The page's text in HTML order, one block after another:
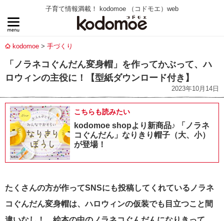
子育て情報満載！ kodomoe （コドモエ）web
kodomoe 手づくり
「ノラネコぐんだん変身帽」を作ってかぶって、ハ
ロウィンの主役に！【型紙ダウンロード付き】
2023年10月14日
こちらも読みたい
kodomoe shopより新商品♪ 「ノラネ
コぐんだん」なりきり帽子（大、小）
が登場！
たくさんの方が作ってSNSにも投稿してくれているノラネ
コぐんだん変身帽は、ハロウィンの仮装でも目立つこと間